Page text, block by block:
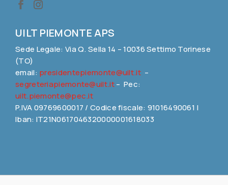
UILT PIEMONTE APS
Sede Legale: Via Q. Sella 14 – 10036 Settimo Torinese
(TO)
email: presidentepiemonte@uilt.it–
segreteriapiemonte@uilt.it– Pec:
uilt.piemonte@pec.it
P.IVA 09769600017 / Codice fiscale: 91016490061 |
Iban: IT21N0617046320000001618033